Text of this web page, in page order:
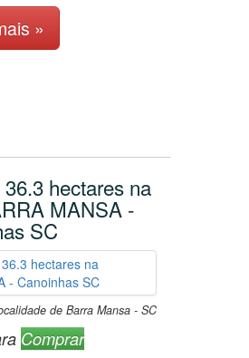
»
hectares na
MANSA -
SC
de Barra Mansa - SC
Comprar